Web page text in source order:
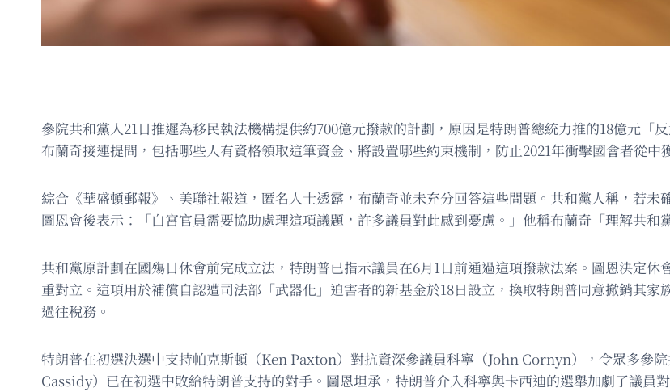
參院共和黨人21日推遲為移民執法機構提供約700億元撥款的計劃，原因是特朗普總統力推的18億元「
布蘭奇接連提問，包括哪些人有資格領取這筆資金、將設置哪些約束機制，防止2021年衝擊國會者從中
綜合《華盛頓郵報》、美聯社報道，匿名人士透露，布蘭奇並未充分回答這些問題。共和黨人稱，若
圖恩會後表示：「白宮官員需要協助處理這項議題，許多議員對此感到憂慮。」他稱布蘭奇「理解共和
共和黨原計劃在國殤日休會前完成立法，特朗普已指示議員在6月1日前通過這項撥款法案。圖恩決定
重對立。這項用於補償自認遭司法部「武器化」迫害者的新基金於18日設立，換取特朗普同意撤銷其
過往稅務。
特朗普在初選決選中支持帕克斯頓（Ken Paxton）對抗資深參議員科寧（John Cornyn），令眾多參
Cassidy）已在初選中敗給特朗普支持的對手。圖恩坦承，特朗普介入科寧與卡西迪的選舉加劇了議員